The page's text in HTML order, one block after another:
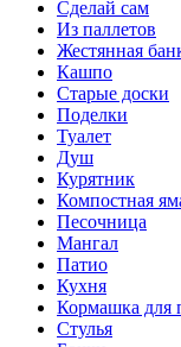
Сделай сам
Из паллетов
Жестянная
Кашпо
Старые доски
Поделки
Туалет
Душ
Курятник
Компостная
Песочница
Мангал
Патио
Кухня
Кормашка для
Стулья